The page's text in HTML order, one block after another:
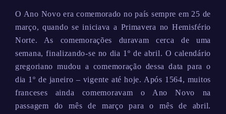
O Ano Novo era comemorado no país sempre em 25 de
março, quando se iniciava a Primavera no Hemisfério
Norte. As comemorações duravam cerca de uma
semana, finalizando-se no dia 1º de abril. O calendário
gregoriano mudou a comemoração dessa data para o
dia 1º de janeiro – vigente até hoje. Após 1564, muitos
franceses ainda comemoravam o Ano Novo na
passagem do mês de março para o mês de abril.